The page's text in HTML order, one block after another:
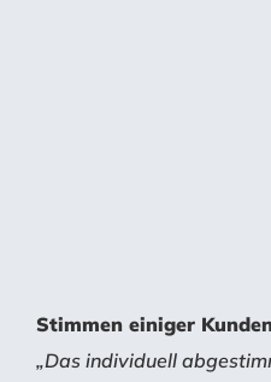
Stimmen einiger
„Das individuell